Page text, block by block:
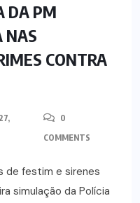
DA PM
NAS
CONTRA
0
COMMENTS
de festim e sirenes
simulação da Polícia